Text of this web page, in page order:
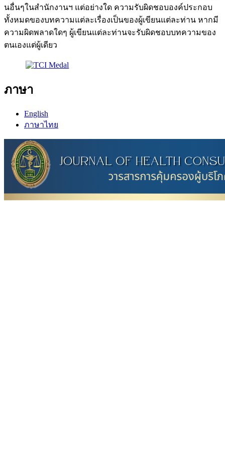
นอื่นๆในสำนักงานฯ แต่อย่างใด ความรับผิดชอบองค์ประกอบ
ทั้งหมดของบทความแต่ละเรื่องเป็นของผู้เขียนแต่ละท่าน หากมี
ความผิดพลาดใดๆ ผู้เขียนแต่ละท่านจะรับผิดชอบบทความของ
ตนเองแต่ผู้เดียว
ภาษา
English
ภาษาไทย